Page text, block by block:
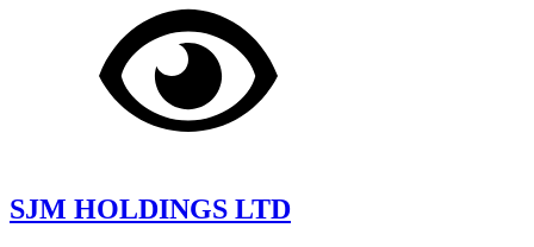
SJM HOLDINGS LTD